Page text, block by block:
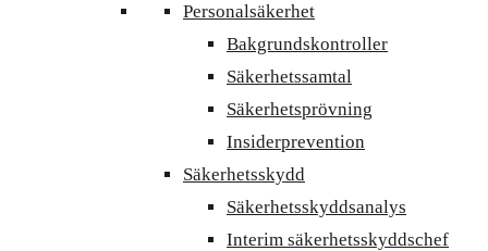
Personalsäkerhet
Bakgrundskontroller
Säkerhetssamtal
Säkerhetsprövning
Insiderprevention
Säkerhetsskydd
Säkerhetsskyddsanalys
Interim säkerhetsskyddschef